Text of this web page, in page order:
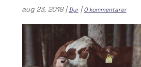
aug 23, 2018|Dyr|0 kommentarer